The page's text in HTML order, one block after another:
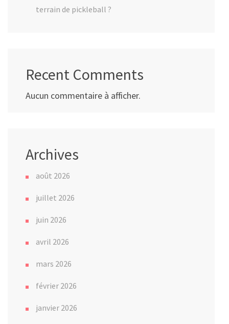
terrain de pickleball ?
Recent Comments
Aucun commentaire à afficher.
Archives
août 2026
juillet 2026
juin 2026
avril 2026
mars 2026
février 2026
janvier 2026